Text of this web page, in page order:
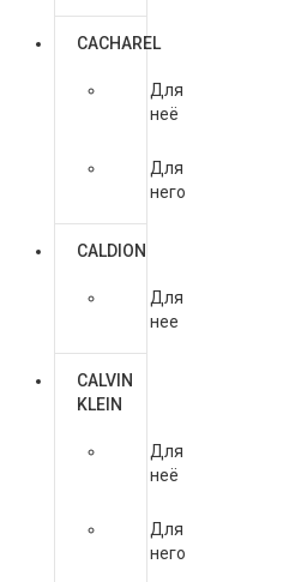
CACHAREL
Для
неё
Для
него
CALDION
Для
нее
CALVIN
KLEIN
Для
неё
Для
него